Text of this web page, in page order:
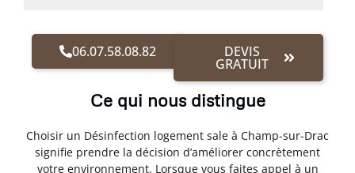
06.07.58.08.82 DEVIS
GRATUIT
Ce qui nous distingue
Choisir un Désinfection logement sale à Champ-sur-Drac
signifie prendre la décision d’améliorer concrètement
votre environnement. Lorsque vous faites appel à un